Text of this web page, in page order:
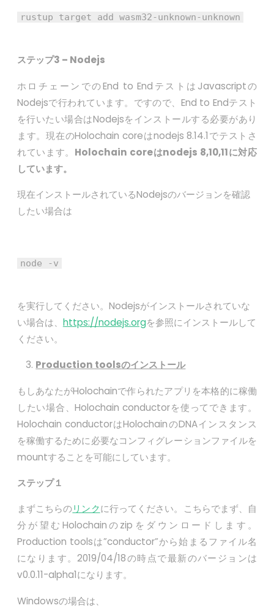
rustup target add wasm32-unknown-unknown
ステップ3 – Nodejs
ホロチェーンでのEnd to EndテストはJavascriptの
Nodejsで行われています。ですので、End to Endテスト
を行いたい場合はNodejsをインストールする必要があり
ます。現在のHolochain coreはnodejs 8.14.1でテストさ
れています。 Holochain coreはnodejs 8,10,11に対応
しています。
現在インストールされているNodejsのバージョンを確認
したい場合は
node -v
を実行してください。Nodejsがインストールされていな
い場合は、 https://nodejs.orgを参照にインストールして
ください。
Production toolsのインストール
もしあなたがHolochainで作られたアプリを本格的に稼働
したい場合、Holochain conductorを使ってできます。
Holochain conductorはHolochainのDNAインスタンス
を稼働するために必要なコンフィグレーションファイルを
mountすることを可能にしています。
ステップ１
まずこちらのリンクに行ってください。こちらでまず、自
分が望むHolochainのzipをダウンロードします。
Production toolsは”conductor”から始まるファイル名
になります。2019/04/18の時点で最新のバージョンは
v0.0.11-alpha1になります。
Windowsの場合は、